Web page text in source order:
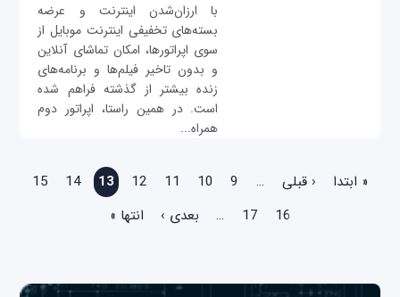
با ارزان‌شدن اینترنت و عرضه
بسته‌های تخفیفی اینترنت موبایل از
سوی اپراتورها، امکان تماشای آنلاین
و بدون تاخیر فیلم‌ها و برنامه‌های
زنده بیشتر از گذشته فراهم شده
است. در همین راستا، اپراتور دوم
همراه...
« ابتدا ‹ قبلی …
9
10
11
12
13
14
15
16
17
… بعدی › انتها »